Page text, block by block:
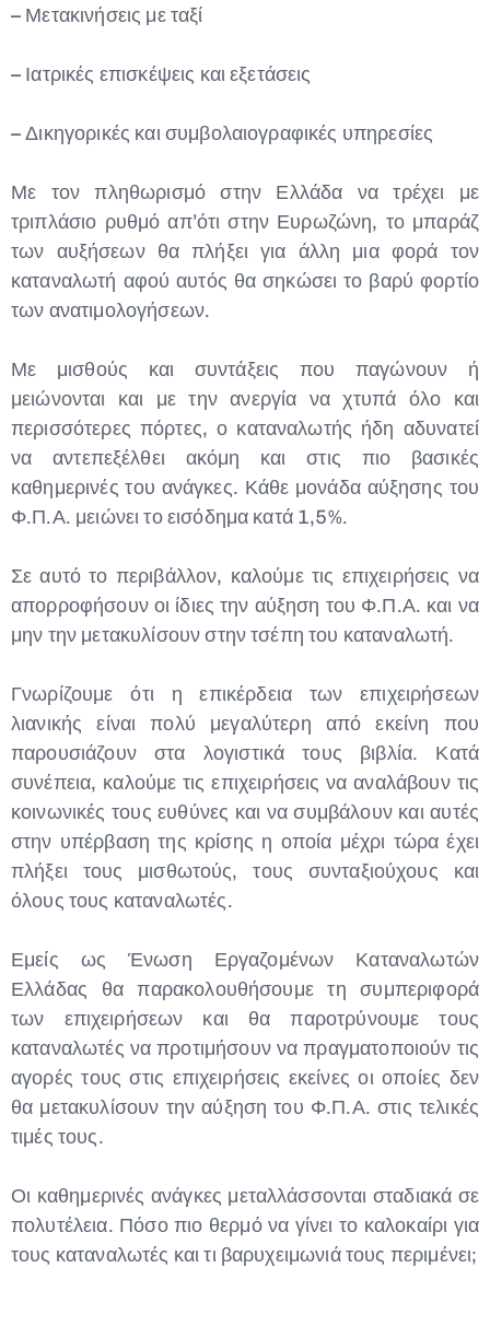
– Μετακινήσεις με ταξί
– Ιατρικές επισκέψεις και εξετάσεις
– Δικηγορικές και συμβολαιογραφικές υπηρεσίες
Με τον πληθωρισμό στην Ελλάδα να τρέχει με
τριπλάσιο ρυθμό απ’ότι στην Ευρωζώνη, το μπαράζ
των αυξήσεων θα πλήξει για άλλη μια φορά τον
καταναλωτή αφού αυτός θα σηκώσει το βαρύ φορτίο
των ανατιμολογήσεων.
Με μισθούς και συντάξεις που παγώνουν ή
μειώνονται και με την ανεργία να χτυπά όλο και
περισσότερες πόρτες, ο καταναλωτής ήδη αδυνατεί
να αντεπεξέλθει ακόμη και στις πιο βασικές
καθημερινές του ανάγκες. Κάθε μονάδα αύξησης του
Φ.Π.Α. μειώνει το εισόδημα κατά 1,5%.
Σε αυτό το περιβάλλον, καλούμε τις επιχειρήσεις να
απορροφήσουν οι ίδιες την αύξηση του Φ.Π.Α. και να
μην την μετακυλίσουν στην τσέπη του καταναλωτή.
Γνωρίζουμε ότι η επικέρδεια των επιχειρήσεων
λιανικής είναι πολύ μεγαλύτερη από εκείνη που
παρουσιάζουν στα λογιστικά τους βιβλία. Κατά
συνέπεια, καλούμε τις επιχειρήσεις να αναλάβουν τις
κοινωνικές τους ευθύνες και να συμβάλουν και αυτές
στην υπέρβαση της κρίσης η οποία μέχρι τώρα έχει
πλήξει τους μισθωτούς, τους συνταξιούχους και
όλους τους καταναλωτές.
Εμείς ως Ένωση Εργαζομένων Καταναλωτών
Ελλάδας θα παρακολουθήσουμε τη συμπεριφορά
των επιχειρήσεων και θα παροτρύνουμε τους
καταναλωτές να προτιμήσουν να πραγματοποιούν τις
αγορές τους στις επιχειρήσεις εκείνες οι οποίες δεν
θα μετακυλίσουν την αύξηση του Φ.Π.Α. στις τελικές
τιμές τους.
Οι καθημερινές ανάγκες μεταλλάσσονται σταδιακά σε
πολυτέλεια. Πόσο πιο θερμό να γίνει το καλοκαίρι για
τους καταναλωτές και τι βαρυχειμωνιά τους περιμένει;